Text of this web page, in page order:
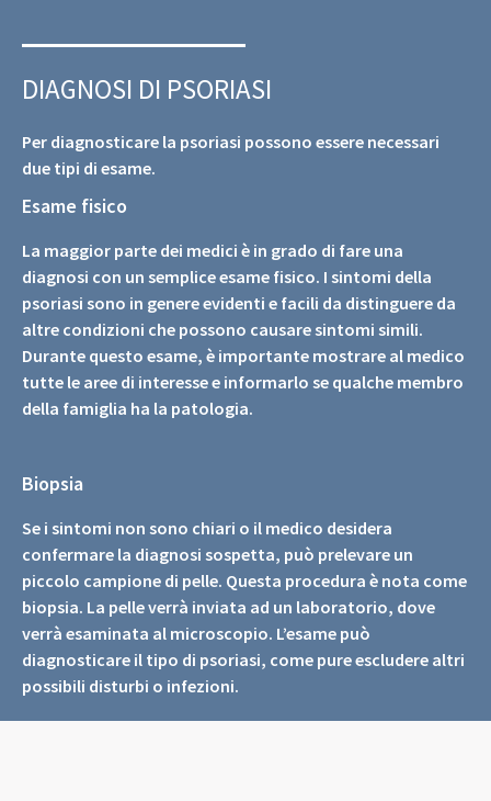
DIAGNOSI DI PSORIASI
Per diagnosticare la psoriasi possono essere necessari
due tipi di esame.
Esame fisico
La maggior parte dei medici è in grado di fare una
diagnosi con un semplice esame fisico. I sintomi della
psoriasi sono in genere evidenti e facili da distinguere da
altre condizioni che possono causare sintomi simili.
Durante questo esame, è importante mostrare al medico
tutte le aree di interesse e informarlo se qualche membro
della famiglia ha la patologia.
Biopsia
Se i sintomi non sono chiari o il medico desidera
confermare la diagnosi sospetta, può prelevare un
piccolo campione di pelle. Questa procedura è nota come
biopsia. La pelle verrà inviata ad un laboratorio, dove
verrà esaminata al microscopio. L’esame può
diagnosticare il tipo di psoriasi, come pure escludere altri
possibili disturbi o infezioni.